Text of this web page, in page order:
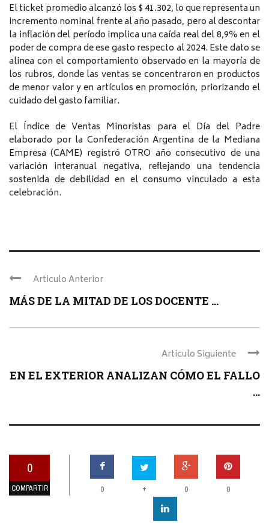
El ticket promedio alcanzó los $ 41.302, lo que representa un
incremento nominal frente al año pasado, pero al descontar
la inflación del período implica una caída real del 8,9% en el
poder de compra de ese gasto respecto al 2024. Este dato se
alinea con el comportamiento observado en la mayoría de
los rubros, donde las ventas se concentraron en productos
de menor valor y en artículos en promoción, priorizando el
cuidado del gasto familiar.
El Índice de Ventas Minoristas para el Día del Padre
elaborado por la Confederación Argentina de la Mediana
Empresa (CAME) registró OTRO año consecutivo de una
variación interanual negativa, reflejando una tendencia
sostenida de debilidad en el consumo vinculado a esta
celebración.
Articulo Anterior
MÁS DE LA MITAD DE LOS DOCENTE ...
Articulo Siguiente
EN EL EXTERIOR ANALIZAN CÓMO EL FALLO
...
0
COMPARTIR 0 + 0 0